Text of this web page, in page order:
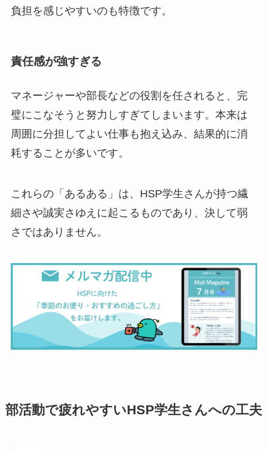
負担を感じやすいのも特徴です。
責任感が強すぎる
マネージャーや部長などの役割を任されると、完
璧にこなそうと努力しすぎてしまいます。本来は
周囲に分担してよい仕事も抱え込み、結果的に消
耗することが多いです。
これらの「あるある」は、HSP学生さんが持つ繊
細さや誠実さゆえに起こるものであり、決して弱
さではありません。
部活動で疲れやすいHSP学生さんへの工夫